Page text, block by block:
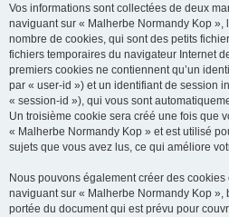
Vos informations sont collectées de deux
naviguant sur « Malherbe Normandy Kop
nombre de cookies, qui sont des petits
fichiers temporaires du navigateur Internet
premiers cookies ne contiennent qu’un
par « user-id ») et un identifiant de session
« session-id »), qui vous sont
Un troisième cookie sera créé une fois que
« Malherbe Normandy Kop » et est utilisé
sujets que vous avez lus, ce qui améliore
Nous pouvons également créer des
naviguant sur « Malherbe Normandy Kop »,
portée du document qui est prévu pour